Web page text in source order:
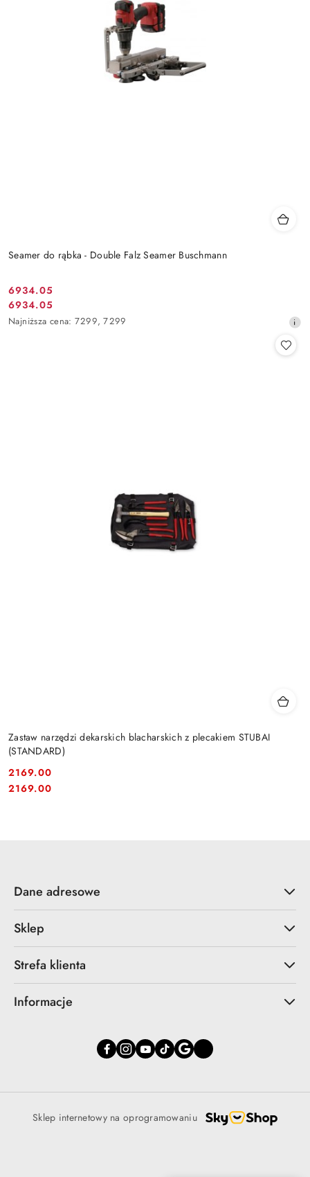
Seamer do rąbka - Double Falz Seamer Buschmann
Cena
promocyjna:
6934.05
Cena
promocyjna:
6934.05
Najniższa
Najniższa cena: 7299, 7299
Zastaw narzędzi dekarskich blacharskich z plecakiem STUBAI
(STANDARD)
Cena:
2169.00
Cena:
2169.00
Dane adresowe
Sklep
Strefa klienta
Informacje
Sklep internetowy na oprogramowaniu